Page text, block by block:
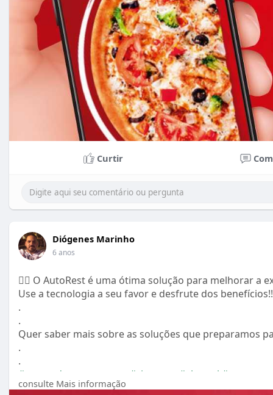
Curtir
Diógenes Marinho
6 anos
👉🏻 O AutoRest é uma ótima solução para melhorar a
Use a tecnologia a seu favor e desfrute dos
.
.
Quer saber mais sobre as soluções que preparamos
.
.
#gestaoderestaurantes
#sistemas #abrasel
#restaurantes#foodservice#soluções
consulte Mais informação